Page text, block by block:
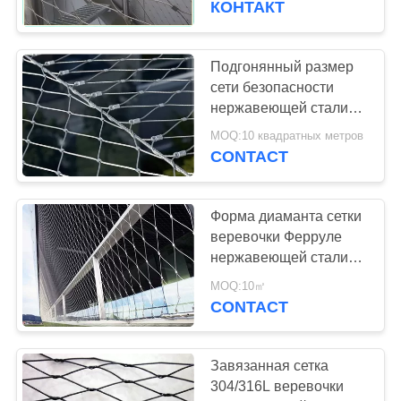
зеленая сетка
стены
21
Анти- сетка
рюкзака
похищения
12
КОНТАКТ
Подгонянный размер
сети безопасности
нержавеющей стали
Юнтонг/сети
безопасности фасада
MOQ:10 квадратных метров
CONTACT
Форма диаманта сетки
веревочки Ферруле
нержавеющей стали
316 для строя
продукции
MOQ:10㎡
CONTACT
Завязанная сетка
304/316L веревочки